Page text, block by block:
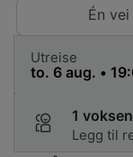
Én vei
Utreise
1
Legg til